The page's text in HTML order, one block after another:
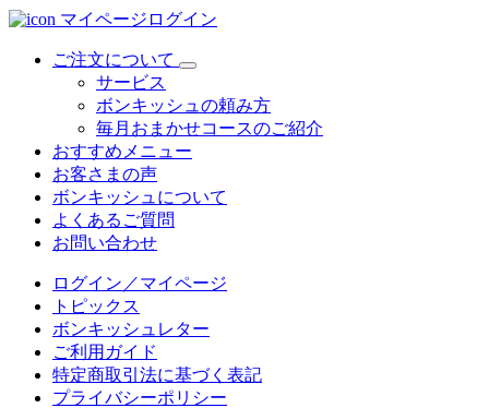
マイページログイン
ご注文について
サービス
ボンキッシュの頼み方
毎月おまかせコースのご紹介
おすすめメニュー
お客さまの声
ボンキッシュについて
よくあるご質問
お問い合わせ
ログイン／マイページ
トピックス
ボンキッシュレター
ご利用ガイド
特定商取引法に基づく表記
プライバシーポリシー